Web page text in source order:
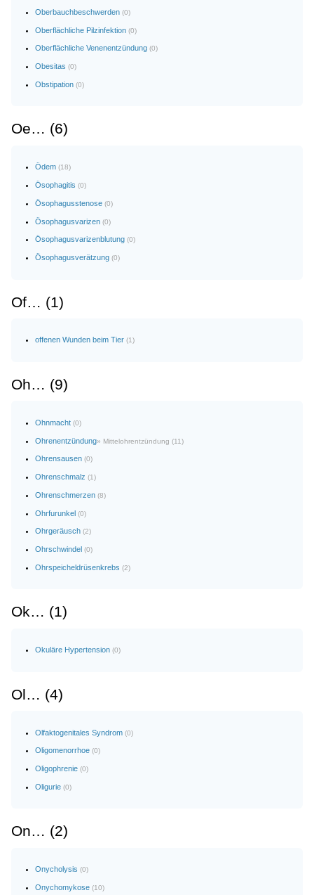
Oberbauchbeschwerden (0)
Oberflächliche Pilzinfektion (0)
Oberflächliche Venenentzündung (0)
Obesitas (0)
Obstipation (0)
Oe… (6)
Ödem (18)
Ösophagitis (0)
Ösophagusstenose (0)
Ösophagusvarizen (0)
Ösophagusvarizenblutung (0)
Ösophagusverätzung (0)
Of… (1)
offenen Wunden beim Tier (1)
Oh… (9)
Ohnmacht (0)
Ohrenentzündung» Mittelohrentzündung (11)
Ohrensausen (0)
Ohrenschmalz (1)
Ohrenschmerzen (8)
Ohrfurunkel (0)
Ohrgeräusch (2)
Ohrschwindel (0)
Ohrspeicheldrüsenkrebs (2)
Ok… (1)
Okuläre Hypertension (0)
Ol… (4)
Olfaktogenitales Syndrom (0)
Oligomenorrhoe (0)
Oligophrenie (0)
Oligurie (0)
On… (2)
Onycholysis (0)
Onychomykose (10)